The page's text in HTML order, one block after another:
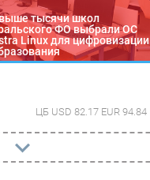
тысячи школ
ФО выбрали ОС
Linux для цифровизации
ЦБ USD 82.17 EUR 94.84